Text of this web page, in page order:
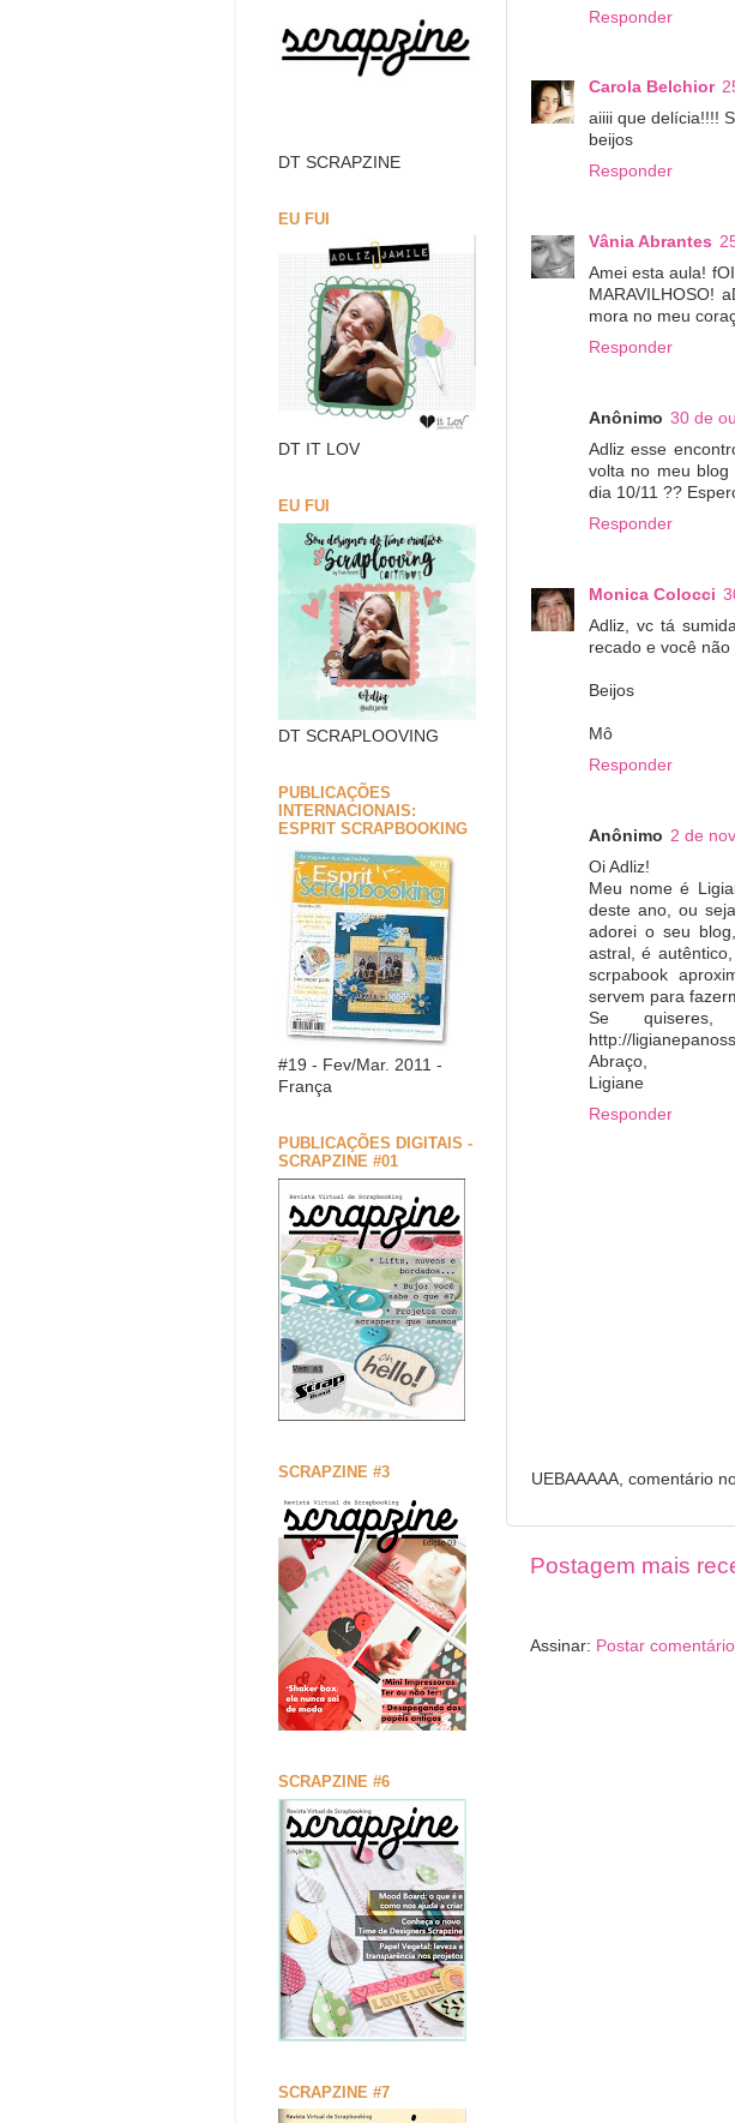
Responder
Carola Belchior
aiiii que delícia!!!!
beijos
Responder
Vânia Abrantes
Amei esta aula!
MARAVILHOSO!
mora no meu
Responder
Anônimo 30 de
Adliz esse
volta no meu blog
dia 10/11 ??
Responder
Monica Colocci
Adliz, vc tá
recado e você
Beijos
Mô
Responder
Anônimo 2 de
Oi Adliz!
Meu nome é
deste ano, ou
adorei o seu
astral, é
scrpabook
servem para
Se
http://
Abraço,
Ligiane
Responder
UEBAAAAA, comentário
Postagem mais
Assinar: Postar
DT SCRAPZINE
EU FUI
DT IT LOV
EU FUI
DT SCRAPLOOVING
PUBLICAÇÕES
INTERNACIONAIS:
ESPRIT SCRAPBOOKING
#19 - Fev/Mar. 2011 -
França
PUBLICAÇÕES DIGITAIS -
SCRAPZINE #01
SCRAPZINE #3
SCRAPZINE #6
SCRAPZINE #7